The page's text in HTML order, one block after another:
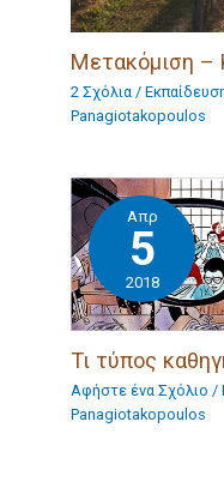
Μετακόμιση –
2 Σχόλια /
Panagiotakopoulos
Απρ
5
2018
Τι τύπος
Αφήστε ένα Σχόλιο /
Panagiotakopoulos